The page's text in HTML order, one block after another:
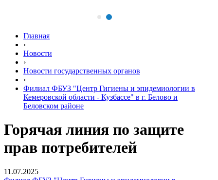
Главная
›
Новости
›
Новости государственных органов
›
Филиал ФБУЗ "Центр Гигиены и эпидемиологии в
Кемеровской области - Кузбассе" в г. Белово и
Беловском районе
Горячая линия по защите
прав потребителей
11.07.2025